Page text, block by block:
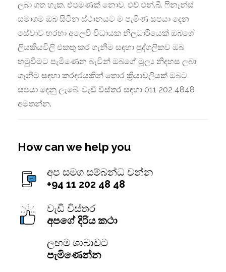
ලබා ගත හැක. එපමණක් නොව, එච්.එන්.බී. ෆිනෑන්ස්
සමාගම ඔබ සිටින ස්ථානයට ම පැමිණ සපයා දෙන
සේවාව හරහා අලෙවි විධායක නිලධාරියෙක් ඔබගේ
ලියකියවිලි එකතු කර ගැනීම සඳහා පුද්ගලිකව ඔබ
හමුවීමට පැමිණෙන බැවින් ඔබගේ මූල්‍ය නිදහස ලබා
ගැනීම සඳහා කරදරයකින් තොර ක්‍රියාවලියක් ඔබට
සපයා දෙනු ලැබේ. වැඩි විස්තර සඳහා 011 202 4848
අමතන්න.
How can we help you
අප සමග සම්බන්ධ වන්න
+94 11 202 48 48
වැඩි විස්තර
අපගේ දිරිය කථා
ලඟම ශාඛාවට
පැමිණෙන්න